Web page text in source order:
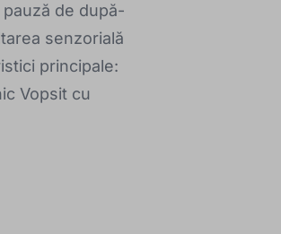
de după-
senzorială
principale:
Vopsit cu